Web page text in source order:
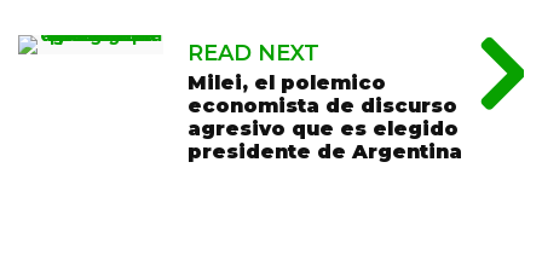
READ NEXT
Milei, el polemico
economista de discurso
agresivo que es elegido
presidente de Argentina